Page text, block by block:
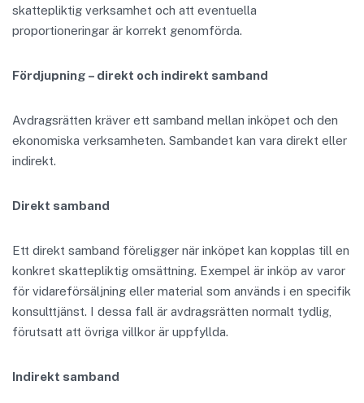
skattepliktig verksamhet och att eventuella
proportioneringar är korrekt genomförda.
Fördjupning – direkt och indirekt samband
Avdragsrätten kräver ett samband mellan inköpet och den
ekonomiska verksamheten. Sambandet kan vara direkt eller
indirekt.
Direkt samband
Ett direkt samband föreligger när inköpet kan kopplas till en
konkret skattepliktig omsättning. Exempel är inköp av varor
för vidareförsäljning eller material som används i en specifik
konsulttjänst. I dessa fall är avdragsrätten normalt tydlig,
förutsatt att övriga villkor är uppfyllda.
Indirekt samband